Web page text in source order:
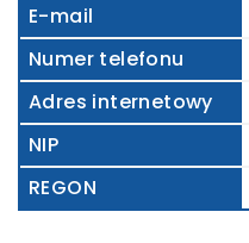
E-mail
Numer telefonu
Adres internetowy
NIP
REGON